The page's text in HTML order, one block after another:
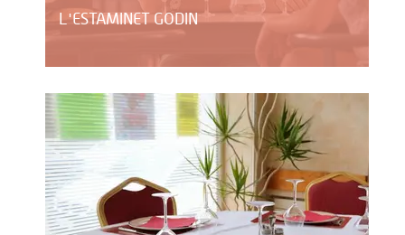
L'ESTAMINET GODIN